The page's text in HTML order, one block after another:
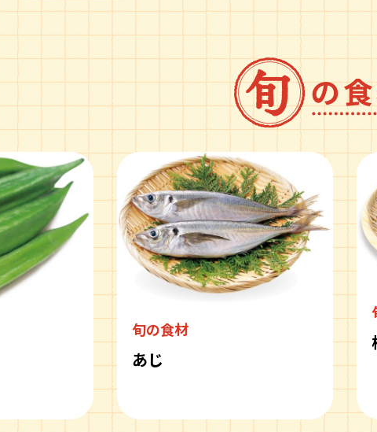
旬の食材
あじ